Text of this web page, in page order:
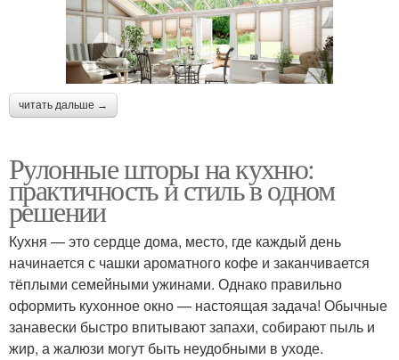
читать дальше →
Рулонные шторы на кухню:
практичность и стиль в одном
решении
Кухня — это сердце дома, место, где каждый день
начинается с чашки ароматного кофе и заканчивается
тёплыми семейными ужинами. Однако правильно
оформить кухонное окно — настоящая задача! Обычные
занавески быстро впитывают запахи, собирают пыль и
жир, а жалюзи могут быть неудобными в уходе.